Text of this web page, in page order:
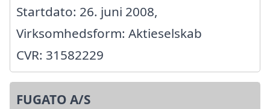
Startdato: 26. juni 2008,
Virksomhedsform: Aktieselskab
CVR: 31582229
FUGATO A/S